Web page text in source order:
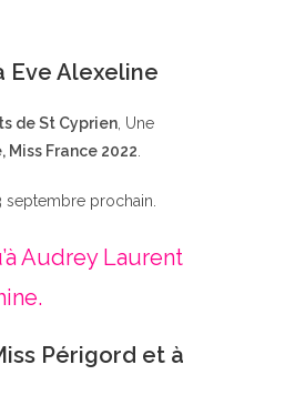
Eve Alexeline
de St Cyprien, Une
Miss France 2022
septembre prochain.
Audrey Laurent
Périgord et à